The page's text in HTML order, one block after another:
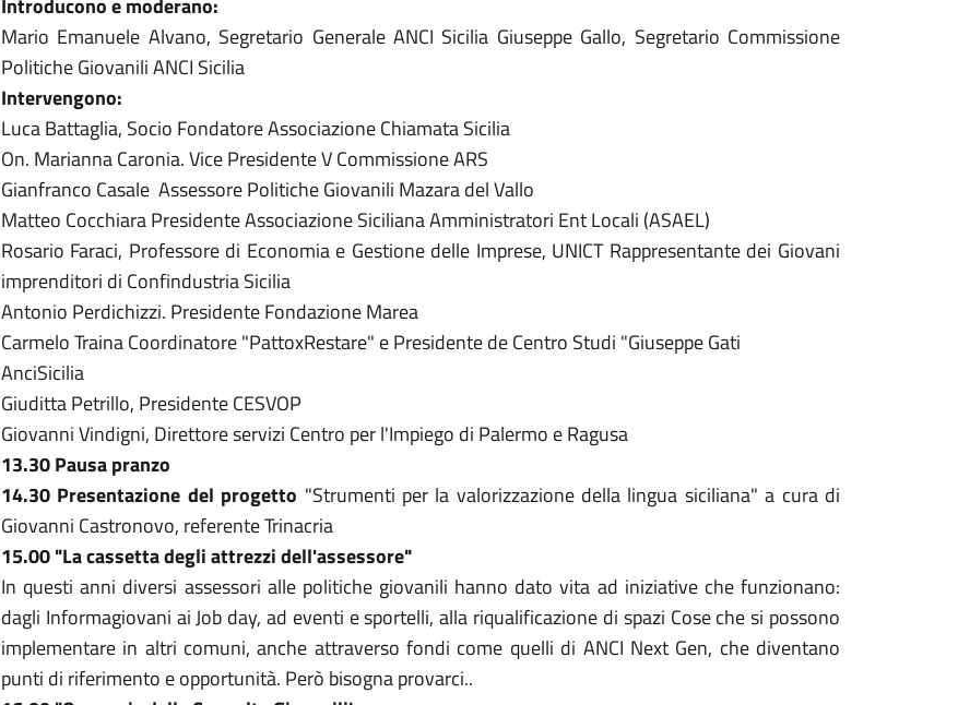
Introducono e moderano:
Mario Emanuele Alvano, Segretario Generale ANCI Sicilia Giuseppe Gallo, Segretario Commissione
Politiche Giovanili ANCI Sicilia
Intervengono:
Luca Battaglia, Socio Fondatore Associazione Chiamata Sicilia
On. Marianna Caronia. Vice Presidente V Commissione ARS
Gianfranco Casale Assessore Politiche Giovanili Mazara del Vallo
Matteo Cocchiara Presidente Associazione Siciliana Amministratori Ent Locali (ASAEL)
Rosario Faraci, Professore di Economia e Gestione delle Imprese, UNICT Rappresentante dei Giovani
imprenditori di Confindustria Sicilia
Antonio Perdichizzi. Presidente Fondazione Marea
Carmelo Traina Coordinatore "PattoxRestare" e Presidente de Centro Studi "Giuseppe Gati
AnciSicilia
Giuditta Petrillo, Presidente CESVOP
Giovanni Vindigni, Direttore servizi Centro per l'Impiego di Palermo e Ragusa
13.30 Pausa pranzo
14.30 Presentazione del progetto "Strumenti per la valorizzazione della lingua siciliana" a cura di
Giovanni Castronovo, referente Trinacria
15.00 "La cassetta degli attrezzi dell'assessore"
In questi anni diversi assessori alle politiche giovanili hanno dato vita ad iniziative che funzionano:
dagli Informagiovani ai Job day, ad eventi e sportelli, alla riqualificazione di spazi Cose che si possono
implementare in altri comuni, anche attraverso fondi come quelli di ANCI Next Gen, che diventano
punti di riferimento e opportunità. Però bisogna provarci..